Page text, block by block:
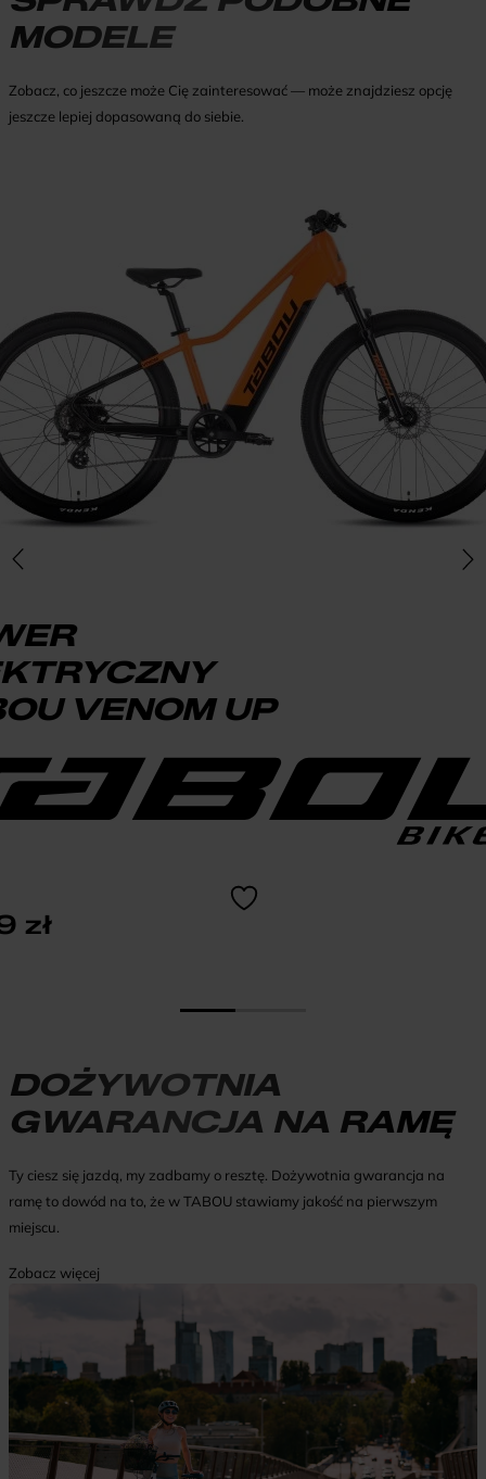
MODELE
Zobacz, co jeszcze może Cię zainteresować — może znajdziesz opcję
jeszcze lepiej dopasowaną do siebie.
VENOM UP
zł
DOŻYWOTNIA
GWARANCJA NA RAMĘ
Ty ciesz się jazdą, my zadbamy o resztę. Dożywotnia gwarancja na
ramę to dowód na to, że w TABOU stawiamy jakość na pierwszym
miejscu.
Zobacz więcej